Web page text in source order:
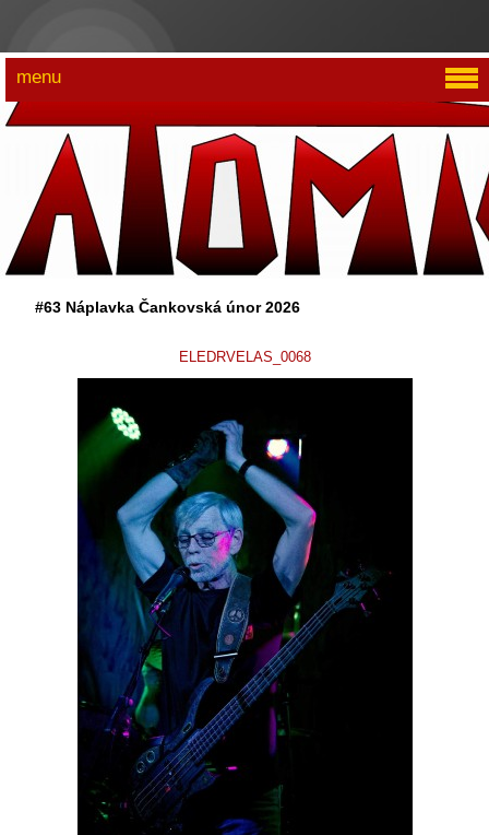
#63 Náplavka Čankovská únor 2026
ELEDRVELAS_0068
menu